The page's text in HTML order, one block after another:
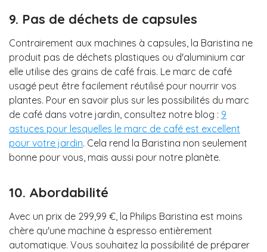
9. Pas de déchets de capsules
Contrairement aux machines à capsules, la Baristina ne
produit pas de déchets plastiques ou d'aluminium car
elle utilise des grains de café frais. Le marc de café
usagé peut être facilement réutilisé pour nourrir vos
plantes. Pour en savoir plus sur les possibilités du marc
de café dans votre jardin, consultez notre blog : 9
astuces pour lesquelles le marc de café est excellent
pour votre jardin. Cela rend la Baristina non seulement
bonne pour vous, mais aussi pour notre planète.
10. Abordabilité
Avec un prix de 299,99 €, la Philips Baristina est moins
chère qu'une machine à espresso entièrement
automatique. Vous souhaitez la possibilité de préparer